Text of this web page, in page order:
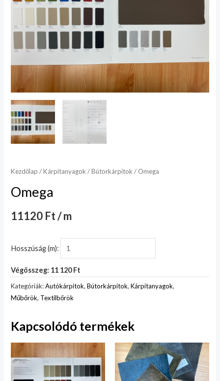
Kezdőlap /Kárpitanyagok /Bútorkárpitok / Omega
Omega
11120 Ft / m
Hosszúság (m):
Végösszeg: 11 120 Ft
Kategóriák:Autókárpitok,Bútorkárpitok,Kárpitanyagok,
Műbőrök, Textilbőrök
Kapcsolódó termékek